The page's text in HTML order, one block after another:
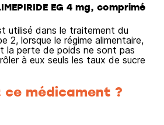
EG 4 mg, comprimé
utilisé dans le traitement du
2, lorsque le régime alimentaire,
la perte de poids ne sont pas
à eux seuls les taux de sucre
médicament ?